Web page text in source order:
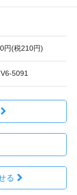
円(税210円)
V6-5091
る